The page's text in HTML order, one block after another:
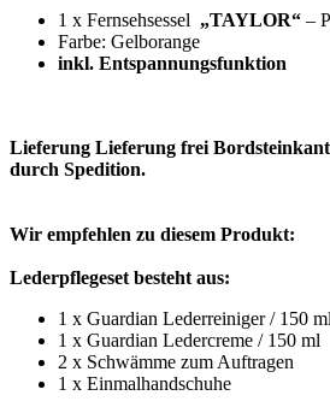
1 x Fernsehsessel „TAYLOR“ –
Farbe: Gelborange
inkl. Entspannungsfunktion
Lieferung Lieferung frei
durch Spedition.
Wir empfehlen zu diesem Produkt:
Lederpflegeset besteht aus:
1 x Guardian Lederreiniger / 150 ml
1 x Guardian Ledercreme / 150 ml
2 x Schwämme zum Auftragen
1 x Einmalhandschuhe